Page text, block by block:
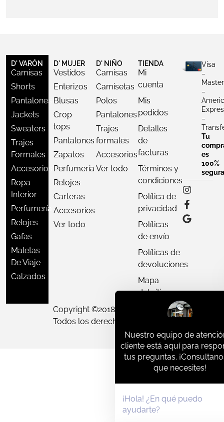
D' VARÓN
Camisas
Shorts
Pantalones
Jackets
Sweaters
Trajes
Formales
Accesorios
Ropa
Interior
Perfumería
Relojes
Gafas
Maletas
De Viaje
Calzados
D' MUJER
Vestidos
Enterizos
Blusas
Crop
tops
Pantalones
Zapatos
Perfumería
Relojes
Carteras
Accesorios
Ver todo
D' NIÑO
Camisas
Camisetas
Polos
Pantalones
Trajes
formales
Accesorios
Ver todo
TIENDA
Mi
cuenta
Mis
pedidos
Detalles
de
facturas
Términos y
condiciones
Política de
privacidad
Políticas
de envío
Políticas de
devoluciones
Mapa
del sitio
Visa
–
–
–
Tu
es
100%
segura
Copyright ©2018 - 2026
D'Varon,
Todos los derechos reservados.
Nuestro equipo de
cliente está aquí para
tus preguntas.
que necesites!
¡Hola! ¿En qué puedo
ayudarte?